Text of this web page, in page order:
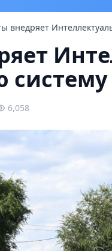
внедряет
систему
6,058